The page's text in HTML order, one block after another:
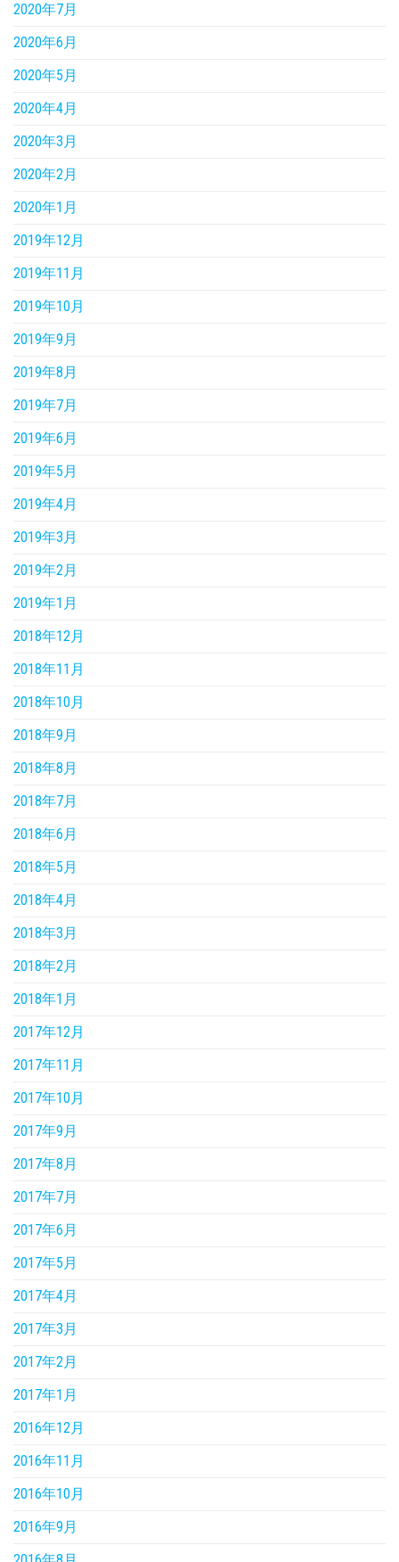
2020年7月
2020年6月
2020年5月
2020年4月
2020年3月
2020年2月
2020年1月
2019年12月
2019年11月
2019年10月
2019年9月
2019年8月
2019年7月
2019年6月
2019年5月
2019年4月
2019年3月
2019年2月
2019年1月
2018年12月
2018年11月
2018年10月
2018年9月
2018年8月
2018年7月
2018年6月
2018年5月
2018年4月
2018年3月
2018年2月
2018年1月
2017年12月
2017年11月
2017年10月
2017年9月
2017年8月
2017年7月
2017年6月
2017年5月
2017年4月
2017年3月
2017年2月
2017年1月
2016年12月
2016年11月
2016年10月
2016年9月